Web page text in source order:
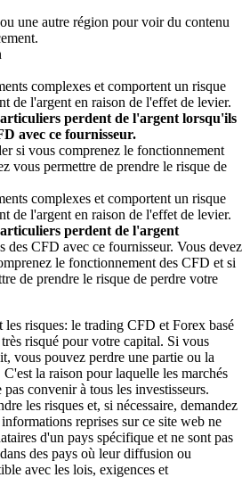
une autre région pour voir du contenu
complexes et comportent un risque
de l'argent en raison de l'effet de levier.
perdent de l'argent lorsqu'ils
avec ce fournisseur.
si vous comprenez le fonctionnement
vous permettre de prendre le risque de
complexes et comportent un risque
de l'argent en raison de l'effet de levier.
perdent de l'argent
des CFD avec ce fournisseur. Vous devez
le fonctionnement des CFD et si
de prendre le risque de perdre votre
les risques: le trading CFD et Forex basé
risqué pour votre capital. Si vous
vous pouvez perdre une partie ou la
la raison pour laquelle les marchés
convenir à tous les investisseurs.
les risques et, si nécessaire, demandez
reprises sur ce site web ne
d'un pays spécifique et ne sont pas
des pays où leur diffusion ou
avec les lois, exigences et